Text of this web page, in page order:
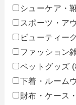
シューケア・
スポーツ・ア
ビューティー
ファッション
ペットグッズ
下着・ルーム
財布・ケース